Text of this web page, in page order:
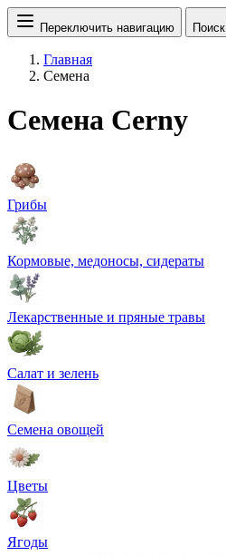
Переключить навигацию Поиск
Главная
Семена
Семена Cerny
Грибы
Кормовые, медоносы, сидераты
Лекарственные и пряные травы
Салат и зелень
Семена овощей
Цветы
Ягоды